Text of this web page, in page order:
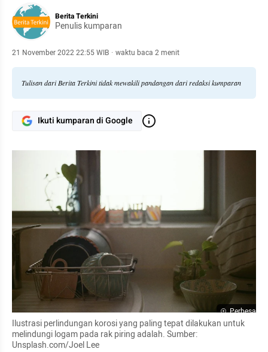
Berita Terkini
Penulis kumparan
21 November 2022 22:55 WIB · waktu baca 2 menit
Tulisan dari Berita Terkini tidak mewakili pandangan dari redaksi kumparan
Ikuti kumparan di Google
Perbesar
Ilustrasi perlindungan korosi yang paling tepat dilakukan untuk
melindungi logam pada rak piring adalah. Sumber:
Unsplash.com/Joel Lee